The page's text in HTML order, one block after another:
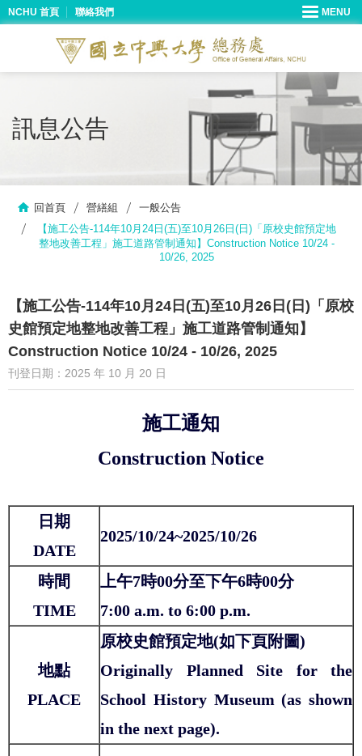
NCHU 首頁 聯絡我們
訊息公告
回首頁 營繕組
一般公告
【施工公告-114年10月24日(五)至10月26日(日)「原校史館預定地
整地改善工程」施工道路管制通知】Construction Notice 10/24 -
10/26, 2025
【施工公告-114年10月24日(五)至10月26日(日)「原校
史館預定地整地改善工程」施工道路管制通知】
Construction Notice 10/24 - 10/26, 2025
刊登日期：2025 年 10 月 20 日
施工通知
Construction Notice
日期
DATE
2025/10/24~2025/10/26
時間
TIME
上午7時00分至下午6時00分
7:00 a.m. to 6:00 p.m.
地點
PLACE
原校史館預定地(如下頁附圖)
Originally Planned Site for the
School History Museum (as shown
in the next page).